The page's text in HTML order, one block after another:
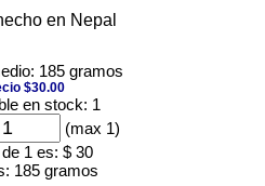
en Nepal
185 gramos
$30.00
en stock: 1
(max 1)
1 es: $ 30
185 gramos